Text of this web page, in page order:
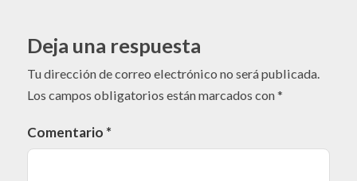
Deja una respuesta
Tu dirección de correo electrónico no será publicada.
Los campos obligatorios están marcados con*
Comentario *